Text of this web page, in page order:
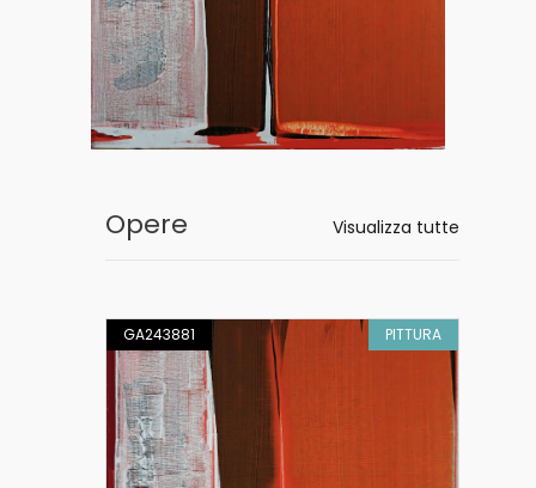
Visualizza tutte
Opere
GA243881 PITTURA